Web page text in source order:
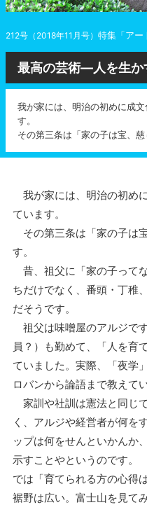
212号（2018年11月号） 特集「アー
最高の芸術―人を生か
我が家には、明治の初めに成
す。
その第三条は「家の子は宝、慈
我が家には、明治の初め
ています。
その第三条は「家の子は
す。
昔、祖父に「家の子って
ちだけでなく、番頭・丁稚
だそうです。
祖父は味噌屋のアルジで
員？）も勤めて、「人を育
ていました。実際、「夜学
ロバンから論語まで教えて
家訓や社訓は憲法と同じ
く、アルジや経営者が何を
ップは何をせんといかんか
示すことやというのです。
では「育てられる方の心得
裾野は広い。富士山を見て